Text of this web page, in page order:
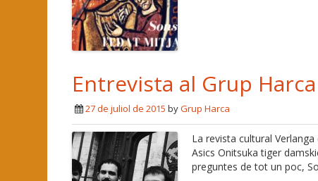
Entrevista al Grup
27 de juliol de 2015 byGrup Harca
La revista cultural
Asics Onitsuka tiger
preguntes de tot un poc,